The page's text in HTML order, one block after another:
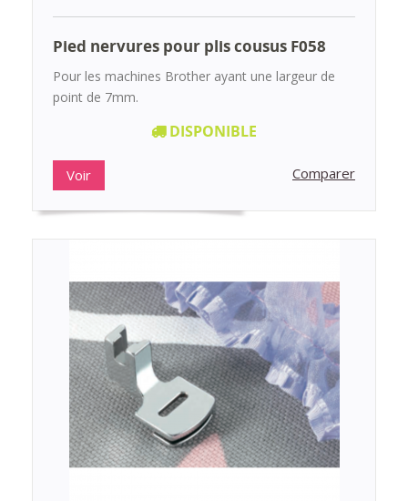
Pied nervures pour plis cousus F058
Pour les machines Brother ayant une largeur de
point de 7mm.
DISPONIBLE
Voir Comparer